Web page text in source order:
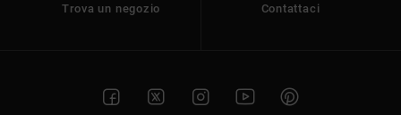
Trova un negozio Contattaci